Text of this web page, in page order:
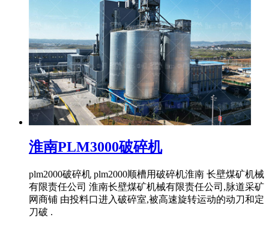
淮南PLM3000破碎机
plm2000破碎机 plm2000顺槽用破碎机淮南 长壁煤矿机械
有限责任公司 淮南长壁煤矿机械有限责任公司,脉道采矿
网商铺 由投料口进入破碎室,被高速旋转运动的动刀和定
刀破 .